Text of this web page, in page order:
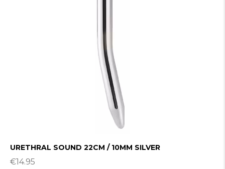
URETHRAL SOUND 22CM / 10MM SILVER
€14.95